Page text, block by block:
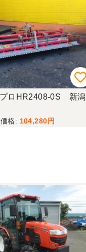
ロHR2408-0S 新潟
104,280